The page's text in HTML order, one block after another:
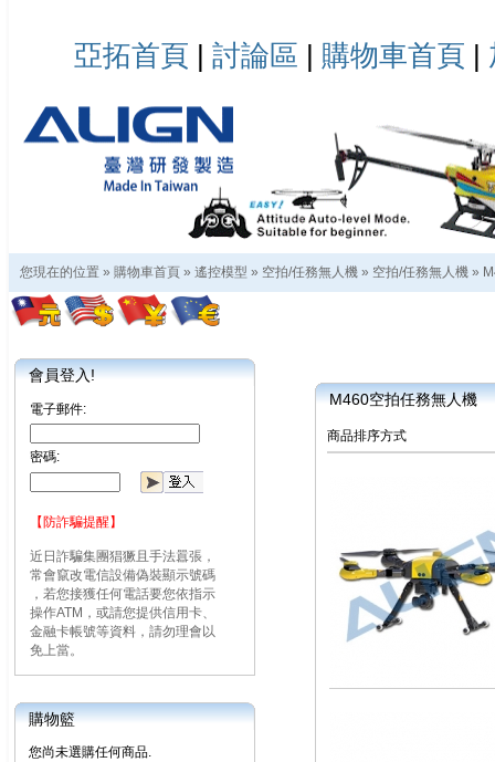
亞拓首頁 | 討論區 | 購物車首頁 |
您現在的位置 » 購物車首頁 » 遙控模型 » 空拍/任務無人機 » 空拍/任務無人機 »
會員登入!
電子郵件:
密碼:
【防詐騙提醒】
近日詐騙集團猖獗且手法囂張，
常會竄改電信設備偽裝顯示號碼
，若您接獲任何電話要您依指示
操作ATM，或請您提供信用卡、
金融卡帳號等資料，請勿理會以
免上當。
購物籃
您尚未選購任何商品.
M460空拍任務無人機
商品排序方式